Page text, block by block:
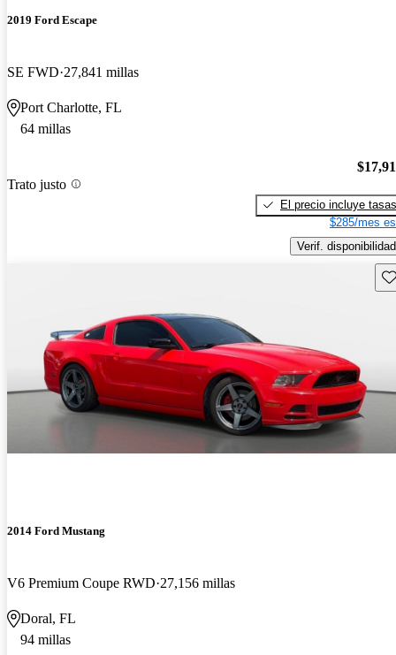
2019 Ford Escape
SE FWD 27,841 millas
Port Charlotte, FL
64 millas
Trato justo
El precio incluye tasas
$285/mes
Verif. disponibilidad
2014 Ford Mustang
V6 Premium Coupe RWD 27,156 millas
Doral, FL
94 millas